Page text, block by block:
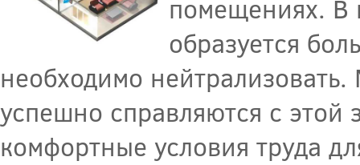
помещениях. В
образуется
необходимо
успешно справляются с этой
комфортные условия труда